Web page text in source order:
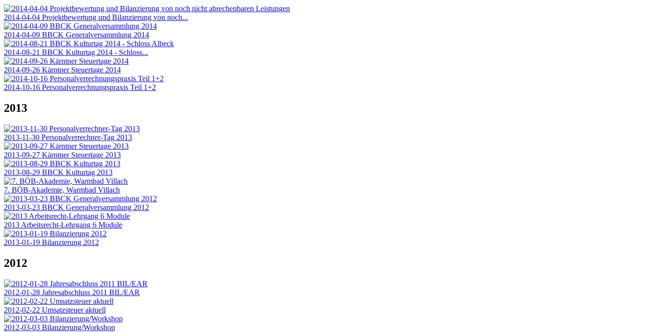
2014-04-04 Projektbewertung und Bilanzierung von noch...
2014-04-09 BBCK Generalversammlung 2014
2014-08-21 BBCK Kulturtag 2014 - Schloss...
2014-09-26 Kärntner Steuertage 2014
2014-10-16 Personalverrechnungspraxis Teil 1+2
2013
2013-11-30 Personalverrechner-Tag 2013
2013-09-27 Kärntner Steuertage 2013
2013-08-29 BBCK Kulturtag 2013
7. BÖB-Akademie, Warmbad Villach
2013-03-23 BBCK Generalversammlung 2012
2013 Arbeitsrecht-Lehrgang 6 Module
2013-01-19 Bilanzierung 2012
2012
2012-01-28 Jahresabschluss 2011 BIL/EAR
2012-02-22 Umsatzsteuer aktuell
2012-03-03 Bilanzierung/Workshop